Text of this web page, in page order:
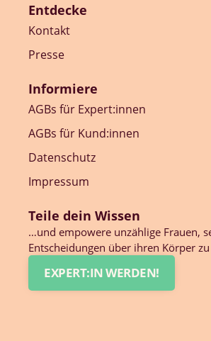
Entdecke
Kontakt
Presse
Informiere
AGBs für Expert:innen
AGBs für Kund:innen
Datenschutz
Impressum
Teile dein Wissen
…und empowere unzählige Frauen,
Entscheidungen über ihren Körper
EXPERT:IN WERDEN!